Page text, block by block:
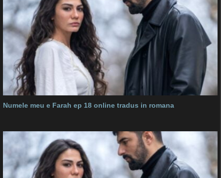
Numele meu e Farah ep 18 online tradus in romana